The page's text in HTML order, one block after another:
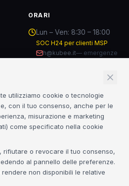
ORARI
Lun – Ven: 8:30 – 18:00
SOC H24 per clienti MSP
h@kubee.it— emergenze
novità dal mondo MSP.
Iscriviti
utilizziamo cookie o tecnologie
con il tuo consenso, anche per le
misurazione e marketing
come specificato nella cookie
rifiutare o revocare il tuo consenso,
al pannello delle preferenze.
non disponibili le relative